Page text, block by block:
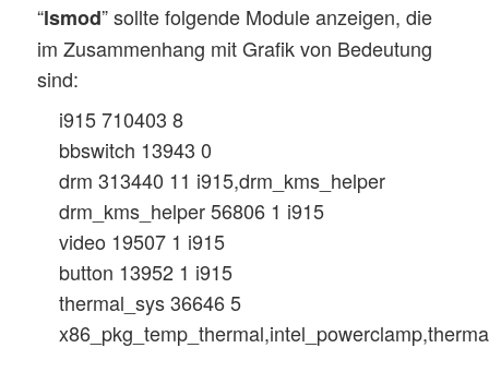
“lsmod” sollte folgende Module anzeigen, die
im Zusammenhang mit Grafik von Bedeutung
sind:
i915 710403 8
bbswitch 13943 0
drm 313440 11 i915,drm_kms_helper
drm_kms_helper 56806 1 i915
video 19507 1 i915
button 13952 1 i915
thermal_sys 36646 5